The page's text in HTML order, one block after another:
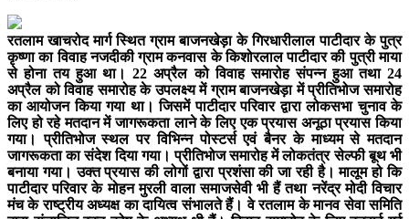
रतलाम खाचरोद मार्ग स्थित ग्राम बाजनखेड़ा के गिरधारीलाल पाटीदार के पुत्र
कृष्णा का विवाह नजदीकी ग्राम कनवास के किशोरलाल पाटीदार की पुत्री माया
से होना तय हुआ था। 22 अप्रैल को विवाह समारोह संपन्न हुआ तथा 24
अप्रैल को विवाह समारोह के उपलक्ष्य में ग्राम बाजनखेड़ा में प्रीतिभोज समारोह
का आयोजन किया गया था। जिसमें पाटीदार परिवार द्वारा लोकसभा चुनाव के
लिए हो रहे मतदान में जागरूकता लाने के लिए एक प्रयास अनूठा प्रयास किया
गया। प्रीतिभोज स्थल पर विभिन्न पोस्टर्स एवं बैनर के माध्यम से मतदान
जागरूकता का संदेश दिया गया। प्रीतिभोज समारोह में लोकतंत्र सेल्फी बूथ भी
बनाया गया। उक्त प्रयास की लोगों द्वारा प्रशंसा की जा रही है। मालूम हो कि
पाटीदार परिवार के मोहन मुरली वाला समाजसेवी भी हैं तथा नरेंद्र मोदी विचार
मंच के राष्ट्रीय अध्यक्ष का दायित्व संभालते हैं। वे रतलाम के मानव सेवा समिति